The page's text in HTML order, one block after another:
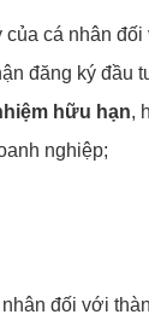
cá nhân
đăng ký đầu
hữu hạn,
nghiệp;
đối với